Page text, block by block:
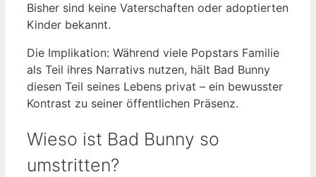
Bisher sind keine Vaterschaften oder adoptierten
Kinder bekannt.
Die Implikation: Während viele Popstars Familie
als Teil ihres Narrativs nutzen, hält Bad Bunny
diesen Teil seines Lebens privat – ein bewusster
Kontrast zu seiner öffentlichen Präsenz.
Wieso ist Bad Bunny so
umstritten?